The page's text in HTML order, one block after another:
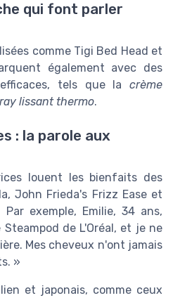
qui font parler
comme Tigi Bed Head et
également avec des
tels que la crème
lissant thermo.
: la parole aux
louent les bienfaits des
John Frieda's Frizz Ease et
Par exemple, Emilie, 34 ans,
de L'Oréal, et je ne
Mes cheveux n'ont jamais
»
et japonais, comme ceux